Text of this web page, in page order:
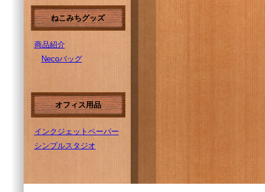
ねこみちグッズ
商品紹介
Necoバッグ
オフィス用品
インクジェットペーパー
シンプルスタジオ